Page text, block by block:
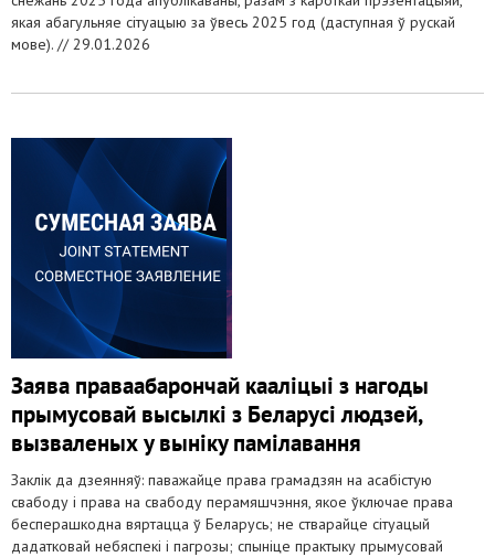
якая абагульняе сітуацыю за ўвесь 2025 год (даступная ў рускай
мове). //29.01.2026
Заява праваабарончай кааліцыі з нагоды
прымусовай высылкі з Беларусі людзей,
вызваленых у выніку памілавання
Заклік да дзеянняў: паважайце права грамадзян на асабістую
свабоду і права на свабоду перамяшчэння, якое ўключае права
бесперашкодна вяртацца ў Беларусь; не стварайце сітуацый
дадатковай небяспекі і пагрозы; спыніце практыку прымусовай